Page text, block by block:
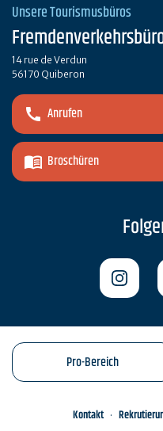
Unsere Tourismusbüros
14 rue de Verdun
56170 Quiberon
Anrufen
Broschüren
Pro-Bereich
Kontakt